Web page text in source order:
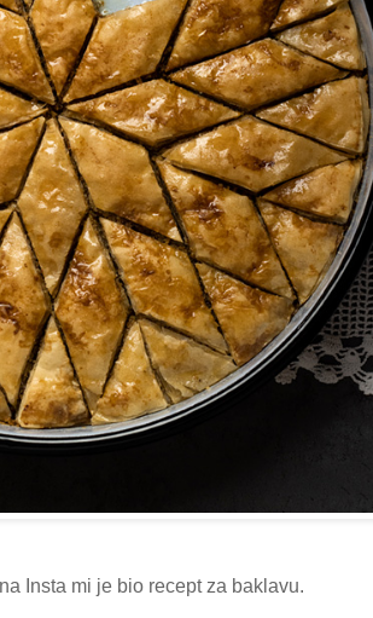
Insta mi je bio recept za baklavu.